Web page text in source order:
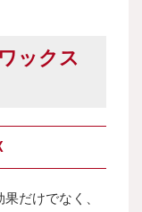
ックス
だけでなく、